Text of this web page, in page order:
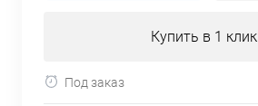
Купить в 1 клик
Под заказ